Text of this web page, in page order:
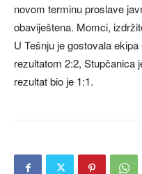
novom terminu proslave
obaviještena. Momci,
U Tešnju je gostovala
rezultatom 2:2, Stupčanica
rezultat bio je 1:1.